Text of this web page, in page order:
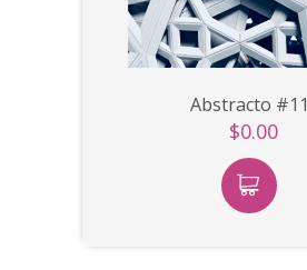
Abstracto #11
$0.00